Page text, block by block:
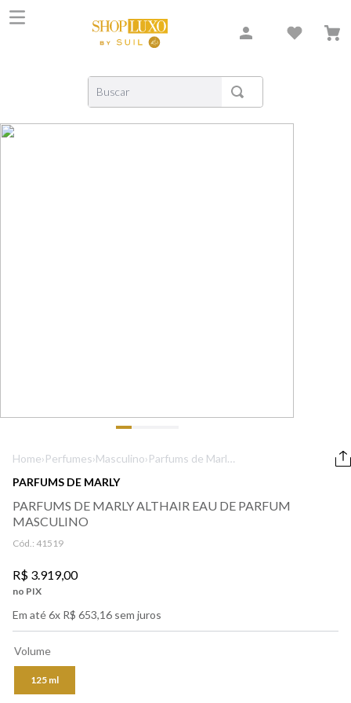
Buscar
Home›Perfumes›Masculino›Parfums de Marly
PARFUMS DE MARLY
PARFUMS DE MARLY ALTHAIR EAU DE PARFUM
MASCULINO
Cód.: 41519
R$ 3.919,00
no PIX
Em até6x R$ 653,16 sem juros
Volume
125 ml